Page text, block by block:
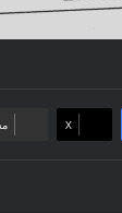
‫X